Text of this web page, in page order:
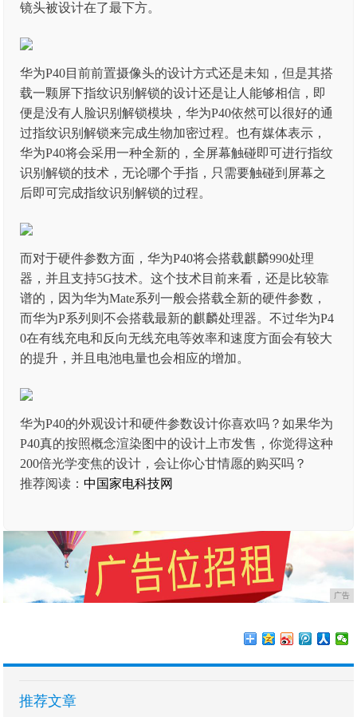
镜头被设计在了最下方。
华为P40目前前置摄像头的设计方式还是未知，但是其搭
载一颗屏下指纹识别解锁的设计还是让人能够相信，即
便是没有人脸识别解锁模块，华为P40依然可以很好的通
过指纹识别解锁来完成生物加密过程。也有媒体表示，
华为P40将会采用一种全新的，全屏幕触碰即可进行指纹
识别解锁的技术，无论哪个手指，只需要触碰到屏幕之
后即可完成指纹识别解锁的过程。
而对于硬件参数方面，华为P40将会搭载麒麟990处理
器，并且支持5G技术。这个技术目前来看，还是比较靠
谱的，因为华为Mate系列一般会搭载全新的硬件参数，
而华为P系列则不会搭载最新的麒麟处理器。不过华为P4
0在有线充电和反向无线充电等效率和速度方面会有较大
的提升，并且电池电量也会相应的增加。
华为P40的外观设计和硬件参数设计你喜欢吗？如果华为
P40真的按照概念渲染图中的设计上市发售，你觉得这种
200倍光学变焦的设计，会让你心甘情愿的购买吗？
推荐阅读：中国家电科技网
广告
推荐文章